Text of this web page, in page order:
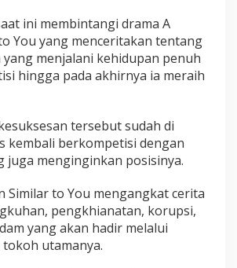
ini membintangi drama A
You yang menceritakan tentang
menjalani kehidupan penuh
hingga pada akhirnya ia meraih
tersebut sudah di
kembali berkompetisi dengan
juga menginginkan posisinya.
Similar to You mengangkat cerita
pengkhianatan, korupsi,
yang akan hadir melalui
utamanya.